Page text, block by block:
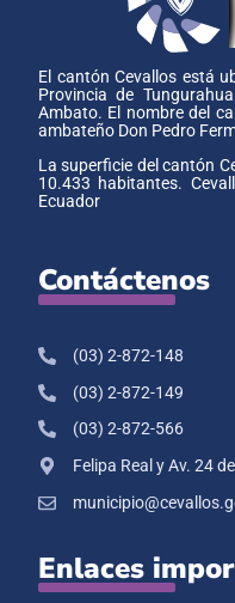
El cantón Cevallos está
Provincia de
Ambato. El nombre del
ambateño Don Pedro
La superficie del cantón
10.433 habitantes.
Ecuador
Contáctenos
(03) 2-872-148
(03) 2-872-149
(03) 2-872-566
Felipa Real y Av. 24
Enlaces